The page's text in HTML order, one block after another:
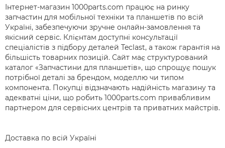
Інтернет-магазин 1000parts.com працює на ринку
запчастин для мобільної техніки та планшетів по всій
Україні, забезпечуючи зручне онлайн-замовлення та
якісний сервіс. Клієнтам доступні консультації
спеціалістів з підбору деталей Teclast, а також гарантія на
більшість товарних позицій. Сайт має структурований
каталог «Запчастини для планшетів», що спрощує пошук
потрібної деталі за брендом, моделлю чи типом
компонента. Покупці відзначають надійність магазину та
адекватні ціни, що робить 1000parts.com привабливим
партнером для сервісних центрів та приватних майстрів.
Доставка по всій Україні